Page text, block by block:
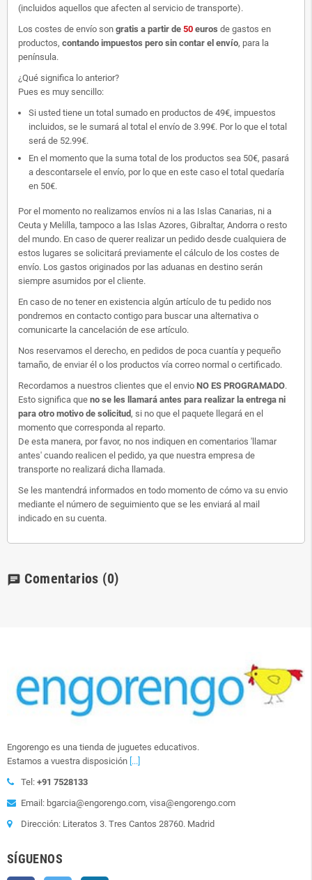
(incluidos aquellos que afecten al servicio de transporte).
Los costes de envío son gratis a partir de 50 euros de gastos en
productos, contando impuestos pero sin contar el envío, para la
península.
¿Qué significa lo anterior?
Pues es muy sencillo:
Si usted tiene un total sumado en productos de 49€, impuestos
incluidos, se le sumará al total el envío de 3.99€. Por lo que el total
será de 52.99€.
En el momento que la suma total de los productos sea 50€, pasará
a descontarsele el envío, por lo que en este caso el total quedaría
en 50€.
Por el momento no realizamos envíos ni a las Islas Canarias, ni a
Ceuta y Melilla, tampoco a las Islas Azores, Gibraltar, Andorra o resto
del mundo. En caso de querer realizar un pedido desde cualquiera de
estos lugares se solicitará previamente el cálculo de los costes de
envío. Los gastos originados por las aduanas en destino serán
siempre asumidos por el cliente.
En caso de no tener en existencia algún artículo de tu pedido nos
pondremos en contacto contigo para buscar una alternativa o
comunicarte la cancelación de ese artículo.
Nos reservamos el derecho, en pedidos de poca cuantía y pequeño
tamaño, de enviar él o los productos vía correo normal o certificado.
Recordamos a nuestros clientes que el envio NO ES PROGRAMADO.
Esto significa que no se les llamará antes para realizar la entrega ni
para otro motivo de solicitud, si no que el paquete llegará en el
momento que corresponda al reparto.
De esta manera, por favor, no nos indiquen en comentarios 'llamar
antes' cuando realicen el pedido, ya que nuestra empresa de
transporte no realizará dicha llamada.
Se les mantendrá informados en todo momento de cómo va su envio
mediante el número de seguimiento que se les enviará al mail
indicado en su cuenta.
chat Comentarios (0)
Engorengo es una tienda de juguetes educativos.
Estamos a vuestra disposición [...]
Tel: +91 7528133
Email: bgarcia@engorengo.com, visa@engorengo.com
Dirección: Literatos 3. Tres Cantos 28760. Madrid
SÍGUENOS